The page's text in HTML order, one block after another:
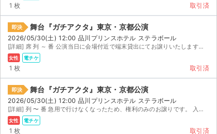
1 枚 取引済
即決 舞台『ガチアクタ』東京・京都公演
2026/05/30(土) 12:00 品川プリンスホテル ステラボール
[詳細] 席 列 ～ 番 公演当日に会場付近で端末貸出にてお譲りいたします。 ご購入後のキャンセ...
女性 電チケ
1 枚 取引済
即決 舞台『ガチアクタ』東京・京都公演
2026/05/30(土) 12:00 品川プリンスホテル ステラボール
[詳細] 列 〜 番 急用で行けなくなったため、権利のみのお譲りです。 入場対応はご自身でお願いい...
女性 電チケ
1 枚 取引済